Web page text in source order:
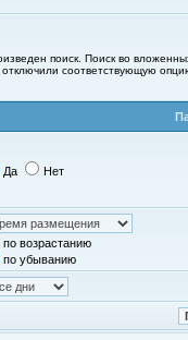
поиск. Поиск во
соответствующую
Да Нет
по возрастанию
по убыванию